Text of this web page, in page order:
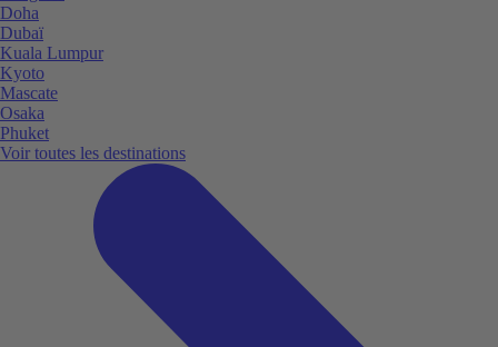
Doha
Dubaï
Kuala Lumpur
Kyoto
Mascate
Osaka
Phuket
Voir toutes les destinations